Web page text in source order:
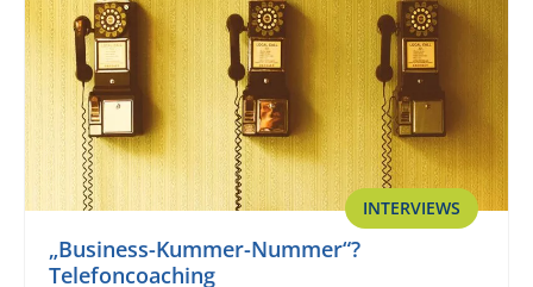
INTERVIEWS
„Business-Kummer-Nummer“?
Telefoncoaching